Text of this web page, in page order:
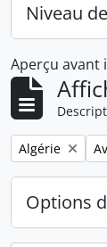
Niveau
Aperçu avant
Remove filter:
Algérie
Options